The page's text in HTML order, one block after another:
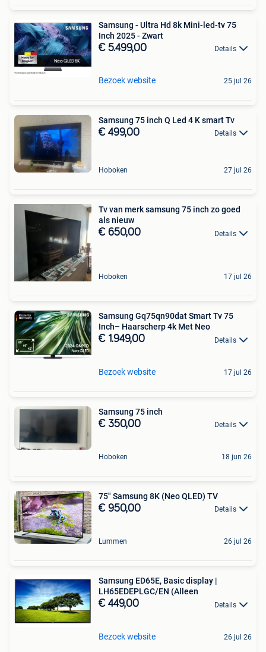
Samsung - Ultra Hd 8k Mini-led-tv 75
Inch 2025 - Zwart
€ 5.499,00 Details
Bezoek website 25 jul 26
Samsung 75 inch Q Led 4 K smart Tv
€ 499,00 Details
Hoboken 27 jul 26
Tv van merk samsung 75 inch zo goed
als nieuw
€ 650,00 Details
Hoboken 17 jul 26
Samsung Gq75qn90dat Smart Tv 75
Inch– Haarscherp 4k Met Neo
€ 1.949,00 Details
Bezoek website 17 jul 26
Samsung 75 inch
€ 350,00 Details
Hoboken 18 jun 26
75" Samsung 8K (Neo QLED) TV
€ 950,00 Details
Lummen 26 jul 26
Samsung ED65E, Basic display |
LH65EDEPLGC/EN (Alleen
€ 449,00 Details
Bezoek website 26 jul 26